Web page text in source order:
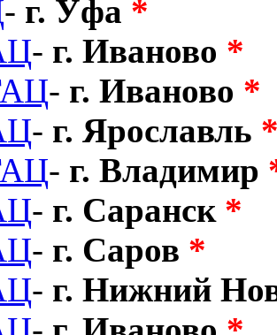
- г. Уфа *
- г. Иваново *
- г. Иваново *
- г. Ярославль
- г. Владимир
- г. Саранск*
- г. Саров *
- г. Нижний